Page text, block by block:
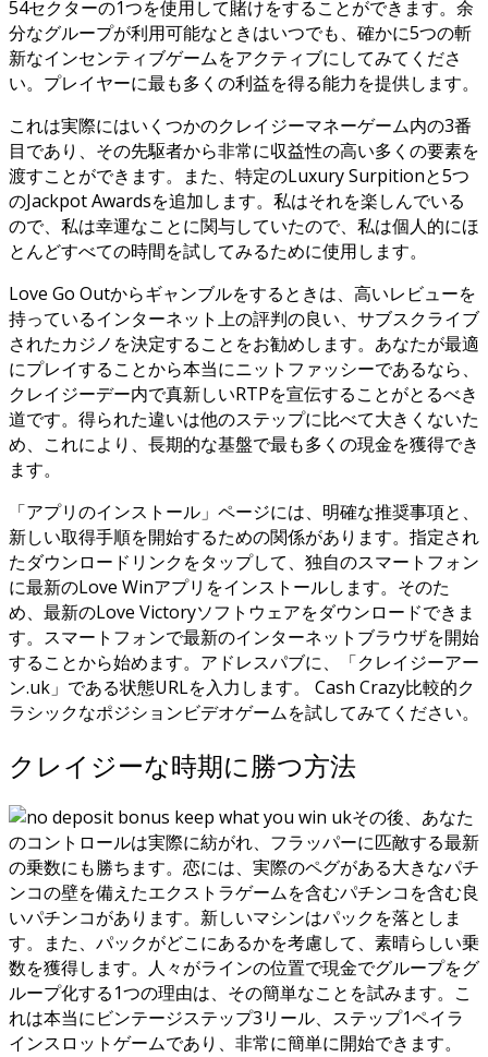
54セクターの1つを使用して賭けをすることができます。余
分なグループが利用可能なときはいつでも、確かに5つの斬
新なインセンティブゲームをアクティブにしてみてくださ
い。プレイヤーに最も多くの利益を得る能力を提供します。
これは実際にはいくつかのクレイジーマネーゲーム内の3番
目であり、その先駆者から非常に収益性の高い多くの要素を
渡すことができます。また、特定のLuxury Surpitionと5つ
のJackpot Awardsを追加します。私はそれを楽しんでいる
ので、私は幸運なことに関与していたので、私は個人的にほ
とんどすべての時間を試してみるために使用します。
Love Go Outからギャンブルをするときは、高いレビューを
持っているインターネット上の評判の良い、サブスクライブ
されたカジノを決定することをお勧めします。あなたが最適
にプレイすることから本当にニットファッシーであるなら、
クレイジーデー内で真新しいRTPを宣伝することがとるべき
道です。得られた違いは他のステップに比べて大きくないた
め、これにより、長期的な基盤で最も多くの現金を獲得でき
ます。
「アプリのインストール」ページには、明確な推奨事項と、
新しい取得手順を開始するための関係があります。指定され
たダウンロードリンクをタップして、独自のスマートフォン
に最新のLove Winアプリをインストールします。そのた
め、最新のLove Victoryソフトウェアをダウンロードできま
す。スマートフォンで最新のインターネットブラウザを開始
することから始めます。アドレスパブに、「クレイジーアー
ン.uk」である状態URLを入力します。 Cash Crazy比較的ク
ラシックなポジションビデオゲームを試してみてください。
クレイジーな時期に勝つ方法
その後、あなた
のコントロールは実際に紡がれ、フラッパーに匹敵する最新
の乗数にも勝ちます。恋には、実際のペグがある大きなパチ
ンコの壁を備えたエクストラゲームを含むパチンコを含む良
いパチンコがあります。新しいマシンはパックを落としま
す。また、パックがどこにあるかを考慮して、素晴らしい乗
数を獲得します。人々がラインの位置で現金でグループをグ
ループ化する1つの理由は、その簡単なことを試みます。こ
れは本当にビンテージステップ3リール、ステップ1ペイラ
インスロットゲームであり、非常に簡単に開始できます。